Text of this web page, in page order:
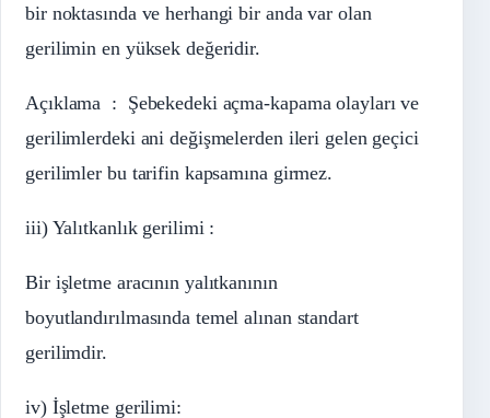
bir noktasında ve herhangi bir anda var olan
gerilimin en yüksek değeridir.
Açıklama : Şebekedeki açma-kapama olayları ve
gerilimlerdeki ani değişmelerden ileri gelen geçici
gerilimler bu tarifin kapsamına girmez.
iii) Yalıtkanlık gerilimi :
Bir işletme aracının yalıtkanının
boyutlandırılmasında temel alınan standart
gerilimdir.
iv) İşletme gerilimi: